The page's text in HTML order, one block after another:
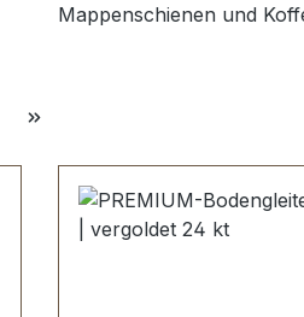
Mappenschienen und